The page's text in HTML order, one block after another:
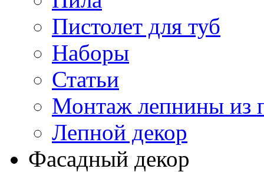
Пистолет для туб
Наборы
Статьи
Монтаж лепнины из
Лепной декор
Фасадный декор